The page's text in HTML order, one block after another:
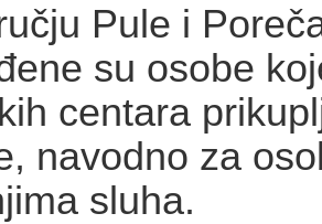
Pule i
su osobe
centara
navodno za
sluha.